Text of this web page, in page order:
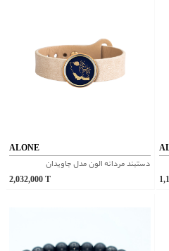
ALONE
دستبند مردانه الون مدل جاویدان
2,032,000